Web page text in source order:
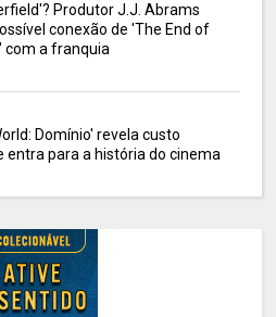
Produtor J.J. Abrams
conexão de 'The End of
com a franquia
Domínio' revela custo
entra para a história do cinema